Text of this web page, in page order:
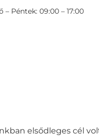
– Péntek: 09:00 – 17:00
elsődleges cél